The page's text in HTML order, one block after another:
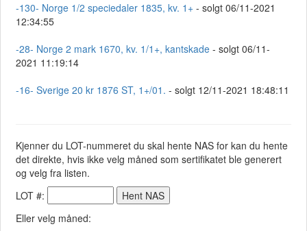
-130- Norge 1/2 speciedaler 1835, kv. 1+ - solgt 06/11-2021
12:34:55
-28- Norge 2 mark 1670, kv. 1/1+, kantskade - solgt 06/11-
2021 11:19:14
-16- Sverige 20 kr 1876 ST, 1+/01. - solgt 12/11-2021 18:48:11
Kjenner du LOT-nummeret du skal hente NAS for kan du hente
det direkte, hvis ikke velg måned som sertifikatet ble generert
og velg fra listen.
LOT #:
Eller velg måned: